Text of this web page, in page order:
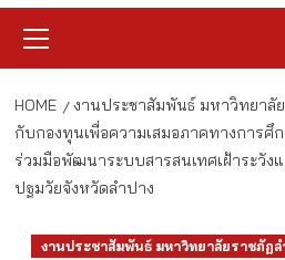
Menu
HOME งานประชาสัมพันธ์ มหาวิทยาลั
กับกองทุนเพื่อความเสมอภาคทางการศึ
ร่วมมือพัฒนาระบบสารสนเทศเฝ้าระวัง
ปฐมวัยจังหวัดลำปาง
งานประชาสัมพันธ์ มหาวิทยาลัยราชภัฏล